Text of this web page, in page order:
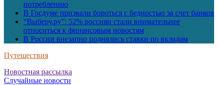
потреблению
В Госдуме призвали бороться с бедностью за счет банков
“Выберу.ру”: 52% россиян стали внимательнее
относиться к финансовым новостям
В России внезапно поднялись ставки по вкладам
Путешествия
Новостная рассылка
Случайные новости